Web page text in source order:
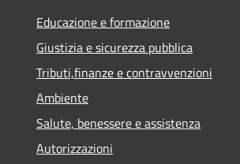
Educazione e formazione
Giustizia e sicurezza pubblica
Tributi,finanze e contravvenzioni
Ambiente
Salute, benessere e assistenza
Autorizzazioni